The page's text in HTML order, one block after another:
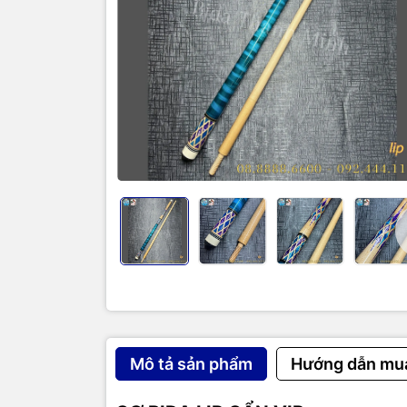
Mô tả sản phẩm Hướng dẫn
CÓ
NGỌN
NGỌN
TẶNG